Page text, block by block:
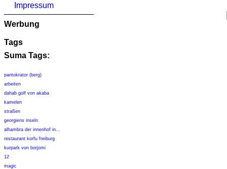
Impressum
Werbung
Tags
Suma Tags:
pantokrator (berg)
arbeiten
dahab golf von akaba
kamelen
straßen
georgiens inseln
alhambra der innenhof in...
restaurant korfu freiburg
kurpark von borjomi
12
magic